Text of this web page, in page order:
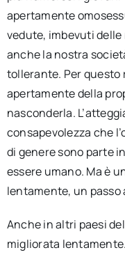
apertamente
vedute, imbevuti
anche la nostra
tollerante. Per questo
apertamente della
nasconderla.
consapevolezza che
di genere sono parte
essere umano. Ma è
lentamente, un passo
Anche in altri paesi
migliorata